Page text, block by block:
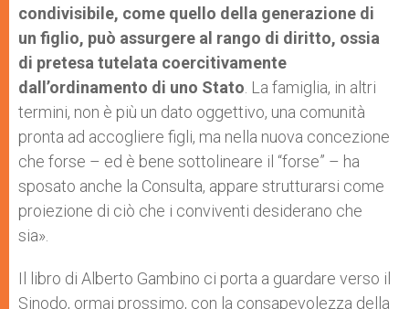
condivisibile, come quello della generazione di
un figlio, può assurgere al rango di diritto, ossia
di pretesa tutelata coercitivamente
dall’ordinamento di uno Stato. La famiglia, in altri
termini, non è più un dato oggettivo, una comunità
pronta ad accogliere figli, ma nella nuova concezione
che forse – ed è bene sottolineare il “forse” – ha
sposato anche la Consulta, appare strutturarsi come
proiezione di ciò che i conviventi desiderano che
sia».
Il libro di Alberto Gambino ci porta a guardare verso il
Sinodo, ormai prossimo, con la consapevolezza della